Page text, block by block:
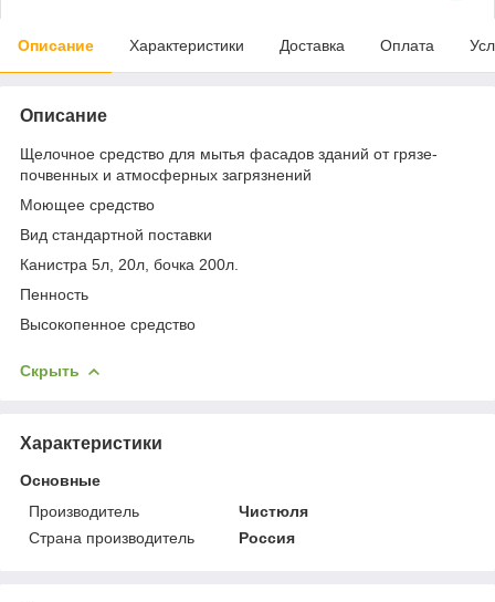
Описание Характеристики Доставка Оплата
Описание
Щелочное средство для мытья фасадов зданий от грязе-
почвенных и атмосферных загрязнений
Моющее средство
Вид стандартной поставки
Канистра 5л, 20л, бочка 200л.
Пенность
Высокопенное средство
Скрыть
Характеристики
Основные
Производитель
Чистюля
Страна производитель
Россия